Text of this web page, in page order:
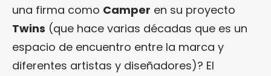
una firma como Camper en su proyecto
Twins (que hace varias décadas que es un
espacio de encuentro entre la marca y
diferentes artistas y diseñadores)? El